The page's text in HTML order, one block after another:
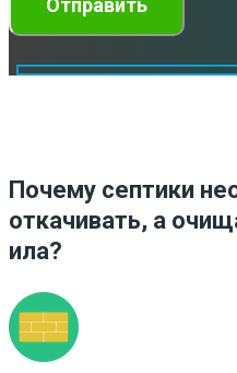
Почему септики
откачивать, а
ила?